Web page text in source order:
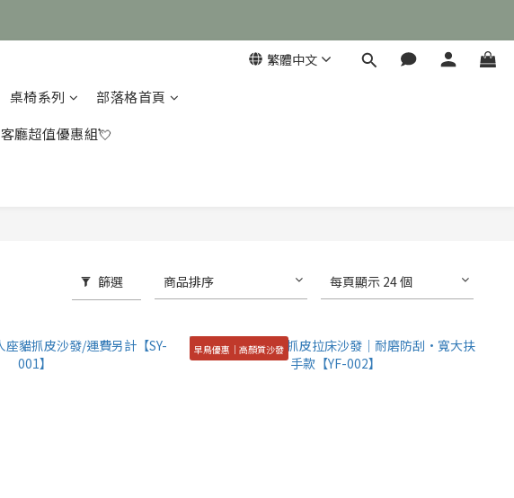
繁體中文
桌椅系列
部落格首頁
客廳超值優惠組💘
篩選 商品排序 每頁顯示 24 個
早鳥優惠｜高顏質沙發